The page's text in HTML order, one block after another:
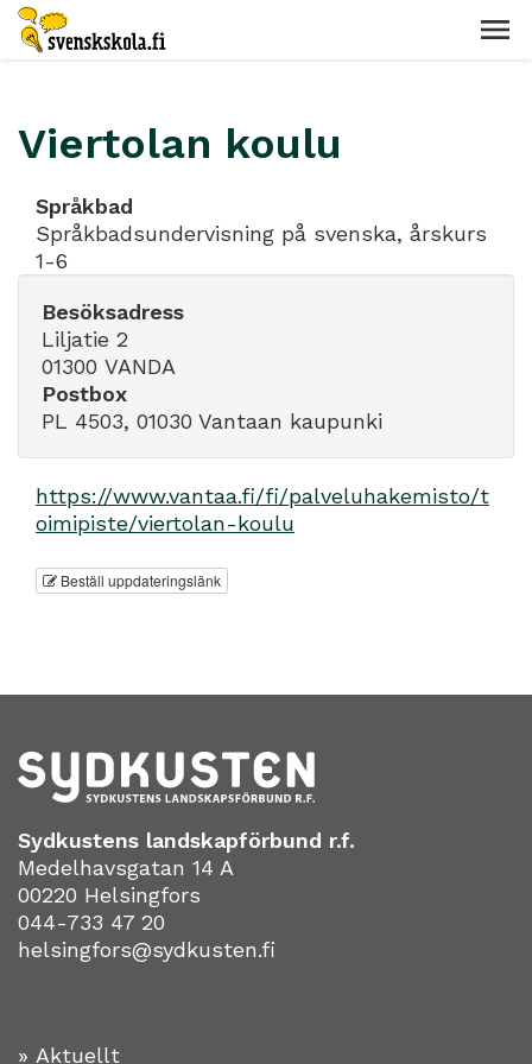
Viertolan koulu
Språkbad
Språkbadsundervisning på svenska, årskurs
1-6
Besöksadress
Liljatie 2
01300 VANDA
Postbox
PL 4503, 01030 Vantaan kaupunki
https://www.vantaa.fi/fi/palveluhakemisto/t
oimipiste/viertolan-koulu
Beställ uppdateringslänk
Sydkustens landskapförbund r.f.
Medelhavsgatan 14 A
00220 Helsingfors
044-733 47 20
helsingfors@sydkusten.fi
» Aktuellt